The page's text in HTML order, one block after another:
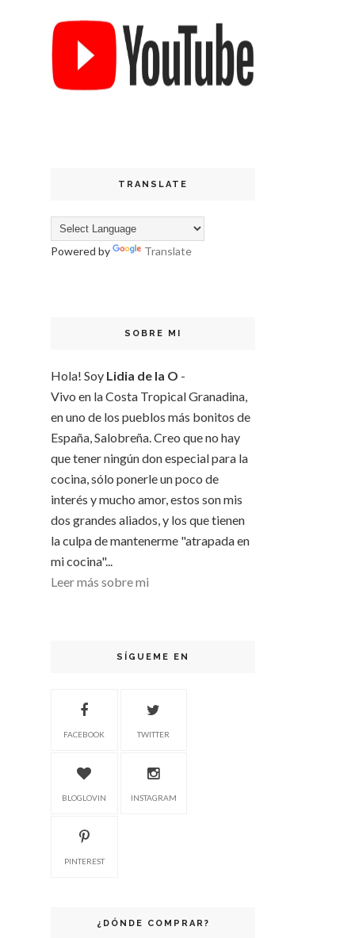
TRANSLATE
Powered by Translate
SOBRE MI
Hola! Soy Lidia de la O -
Vivo en la Costa Tropical Granadina,
en uno de los pueblos más bonitos de
España, Salobreña. Creo que no hay
que tener ningún don especial para la
cocina, sólo ponerle un poco de
interés y mucho amor, estos son mis
dos grandes aliados, y los que tienen
la culpa de mantenerme "atrapada en
mi cocina"...
Leer más sobre mi
SÍGUEME EN
FACEBOOK TWITTER
BLOGLOVIN INSTAGRAM
PINTEREST
¿DÓNDE COMPRAR?